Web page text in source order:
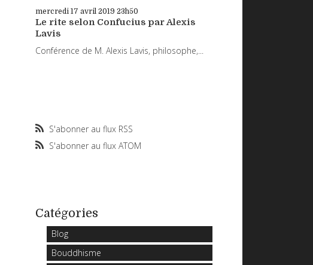
mercredi 17 avril 2019 23h50
Le rite selon Confucius par Alexis
Lavis
Conférence de M. Alexis Lavis, philosophe,...
S'abonner au flux RSS
S'abonner au flux ATOM
Catégories
Blog
Bouddhisme